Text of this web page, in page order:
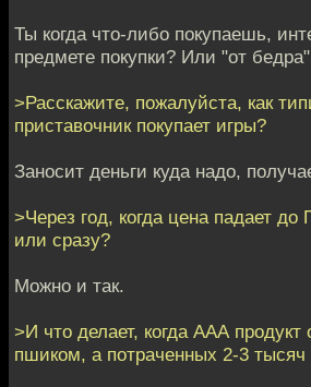
Ты когда что-либо покупаешь,
предмете покупки? Или "от
>Расскажите, пожалуйста, как
приставочник покупает игры?
Заносит деньги куда надо,
>Через год, когда цена падает
или сразу?
Можно и так.
>И что делает, когда ААА продукт
пшиком, а потраченных 2-3 тысяч